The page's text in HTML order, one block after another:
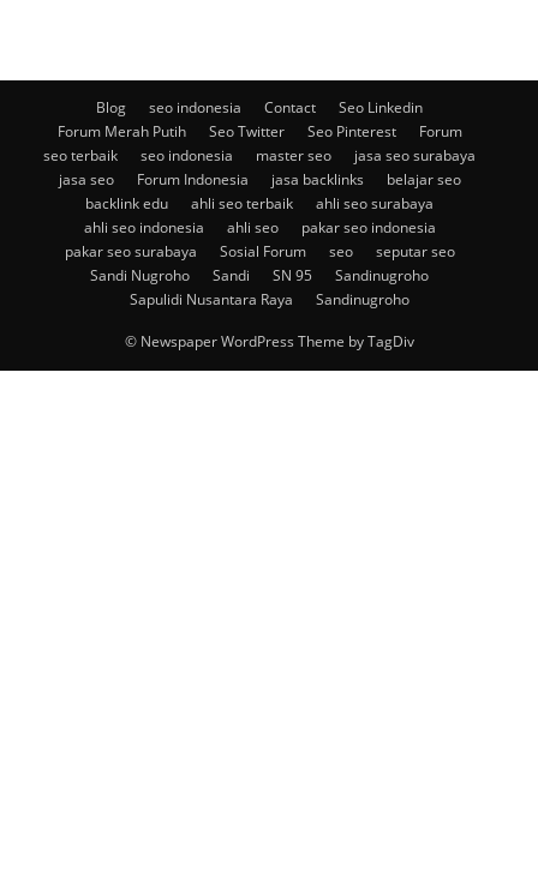
Blog seo indonesia Contact
Seo Linkedin
Forum Merah Putih
Seo Twitter Seo Pinterest
Forum
seo terbaik
seo indonesia master seo
jasa seo surabaya
jasa seo
Forum Indonesia jasa backlinks
belajar seo
backlink edu
ahli seo terbaik
ahli seo surabaya
ahli seo indonesia
ahli seo
pakar seo indonesia
pakar seo surabaya
Sosial Forum seo
seputar seo
Sandi Nugroho
Sandi SN 95
Sandinugroho
Sapulidi Nusantara Raya
Sandinugroho
© Newspaper WordPress Theme by TagDiv